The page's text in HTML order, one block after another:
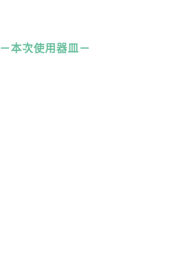
－本次使用器皿－